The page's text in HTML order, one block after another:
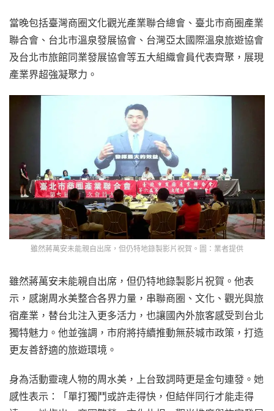
當晚包括臺灣商圈文化觀光產業聯合總會、臺北市商圈產業
聯合會、台北市溫泉發展協會、台灣亞太國際溫泉旅遊協會
及台北市旅館同業發展協會等五大組織會員代表齊聚，展現
產業界超強凝聚力。
雖然蔣萬安未能親自出席，但仍特地錄製影片祝賀。圖：業者提供
雖然蔣萬安未能親自出席，但仍特地錄製影片祝賀。他表
示，感謝周水美整合各界力量，串聯商圈、文化、觀光與旅
宿產業，替台北注入更多活力，也讓國內外旅客感受到台北
獨特魅力。他並強調，市府將持續推動無菸城市政策，打造
更友善舒適的旅遊環境。
身為活動靈魂人物的周水美，上台致詞時更是金句連發。她
感性表示：「單打獨鬥或許走得快，但結伴同行才能走得